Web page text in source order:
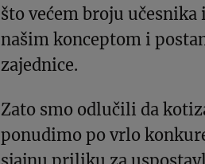
što većem broju učesnika
našim konceptom i
zajednice.
Zato smo odlučili da
ponudimo po vrlo